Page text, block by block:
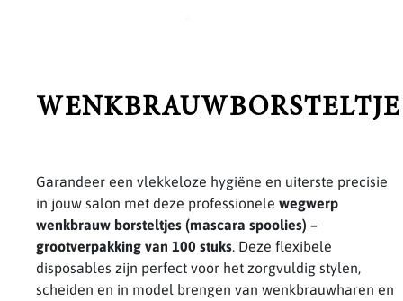
WENKBRAUWBORSTELTJE
Garandeer een vlekkeloze hygiëne en uiterste precisie
in jouw salon met deze professionele wegwerp
wenkbrauw borsteltjes (mascara spoolies) –
grootverpakking van 100 stuks. Deze flexibele
disposables zijn perfect voor het zorgvuldig stylen,
scheiden en in model brengen van wenkbrauwharen en